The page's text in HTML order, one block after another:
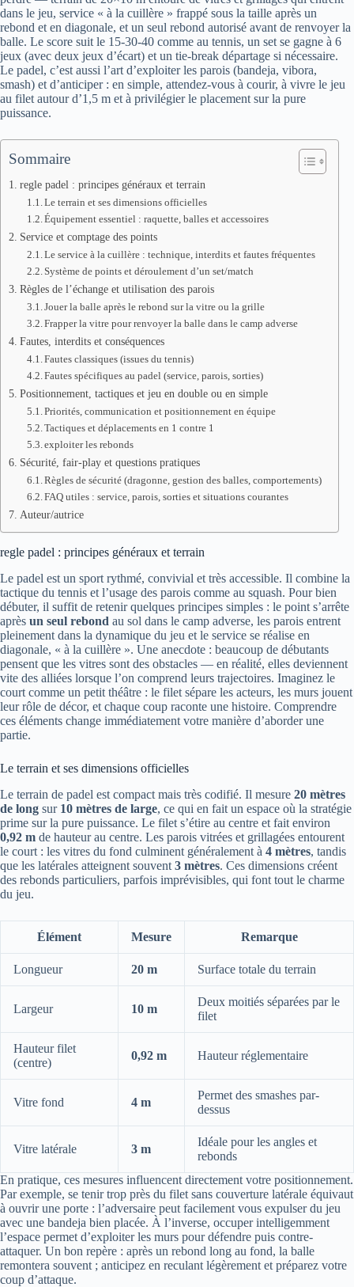
dans le jeu, service « à la cuillère » frappé sous la taille après un
rebond et en diagonale, et un seul rebond autorisé avant de renvoyer la
balle. Le score suit le 15‑30‑40 comme au tennis, un set se gagne à 6
jeux (avec deux jeux d’écart) et un tie‑break départage si nécessaire.
Le padel, c’est aussi l’art d’exploiter les parois (bandeja, vibora,
smash) et d’anticiper : en simple, attendez‑vous à courir, à vivre le jeu
au filet autour d’1,5 m et à privilégier le placement sur la pure
puissance.
Sommaire
regle padel : principes généraux et terrain
Le terrain et ses dimensions officielles
Équipement essentiel : raquette, balles et accessoires
Service et comptage des points
Le service à la cuillère : technique, interdits et fautes fréquentes
Système de points et déroulement d’un set/match
Règles de l’échange et utilisation des parois
Jouer la balle après le rebond sur la vitre ou la grille
Frapper la vitre pour renvoyer la balle dans le camp adverse
Fautes, interdits et conséquences
Fautes classiques (issues du tennis)
Fautes spécifiques au padel (service, parois, sorties)
Positionnement, tactiques et jeu en double ou en simple
Priorités, communication et positionnement en équipe
Tactiques et déplacements en 1 contre 1
exploiter les rebonds
Sécurité, fair-play et questions pratiques
Règles de sécurité (dragonne, gestion des balles, comportements)
FAQ utiles : service, parois, sorties et situations courantes
Auteur/autrice
regle padel : principes généraux et terrain
Le padel est un sport rythmé, convivial et très accessible. Il combine la
tactique du tennis et l’usage des parois comme au squash. Pour bien
débuter, il suffit de retenir quelques principes simples : le point s’arrête
après un seul rebond au sol dans le camp adverse, les parois entrent
pleinement dans la dynamique du jeu et le service se réalise en
diagonale, « à la cuillère ». Une anecdote : beaucoup de débutants
pensent que les vitres sont des obstacles — en réalité, elles deviennent
vite des alliées lorsque l’on comprend leurs trajectoires. Imaginez le
court comme un petit théâtre : le filet sépare les acteurs, les murs jouent
leur rôle de décor, et chaque coup raconte une histoire. Comprendre
ces éléments change immédiatement votre manière d’aborder une
partie.
Le terrain et ses dimensions officielles
Le terrain de padel est compact mais très codifié. Il mesure 20 mètres
de long sur 10 mètres de large, ce qui en fait un espace où la stratégie
prime sur la pure puissance. Le filet s’étire au centre et fait environ
0,92 m de hauteur au centre. Les parois vitrées et grillagées entourent
le court : les vitres du fond culminent généralement à 4 mètres, tandis
que les latérales atteignent souvent 3 mètres. Ces dimensions créent
des rebonds particuliers, parfois imprévisibles, qui font tout le charme
du jeu.
Élément Mesure Remarque
Longueur 20 m Surface totale du terrain
Largeur 10 m
Deux moitiés séparées par le
filet
Hauteur filet
(centre)
0,92 m Hauteur réglementaire
Vitre fond 4 m
Permet des smashes par-
dessus
Vitre latérale 3 m
Idéale pour les angles et
rebonds
En pratique, ces mesures influencent directement votre positionnement.
Par exemple, se tenir trop près du filet sans couverture latérale équivaut
à ouvrir une porte : l’adversaire peut facilement vous expulser du jeu
avec une bandeja bien placée. À l’inverse, occuper intelligemment
l’espace permet d’exploiter les murs pour défendre puis contre-
attaquer. Un bon repère : après un rebond long au fond, la balle
remontera souvent ; anticipez en reculant légèrement et préparez votre
coup d’attaque.